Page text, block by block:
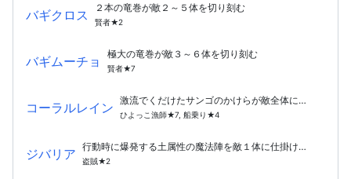
バギクロス ２本の竜巻が敵２～５体を切り刻む
賢者★2
バギムーチョ 極大の竜巻が敵３～６体を切り刻む
賢者★7
コーラルレイン 激流でくだけたサンゴのかけらが敵全体に降り注ぐ
ひよっこ漁師★7, 船乗り★4
ジバリア 行動時に爆発する土属性の魔法陣を敵１体に仕掛ける
盗賊★2